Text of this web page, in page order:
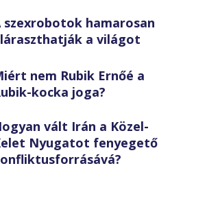
szexrobotok hamarosan
a világot
nem Rubik Ernőé a
kocka joga?
vált Irán a Közel-
Nyugatot fenyegető